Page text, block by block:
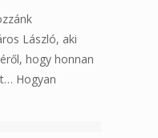
László, aki
hogy honnan
Hogyan